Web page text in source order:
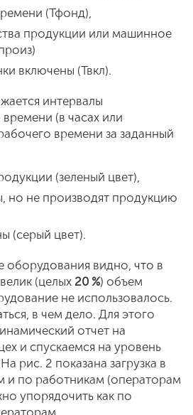
(Тфонд),
продукции или машинное
включены (Твкл).
интервалы
(в часах или
времени за заданный
(зеленый цвет),
но не производят продукцию
(серый цвет).
оборудования видно, что в
(целых 20 %) объем
не использовалось.
в чем дело. Для этого
отчет на
и спускаемся на уровень
рис. 2 показана загрузка в
и по работникам (операторам
упорядочить как по